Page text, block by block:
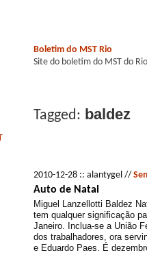
Boletim do MST Rio
Site do boletim do MST do
Tagged: baldez
2010-12-28 :: alantygel //
Auto de Natal
Miguel Lanzellotti Baldez
tem qualquer significação
Janeiro. Inclua-se a União
dos trabalhadores, ora
e Eduardo Paes. É